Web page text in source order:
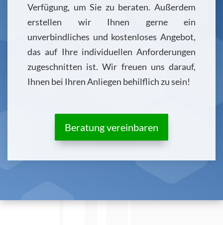
Verfügung, um Sie zu beraten. Außerdem
erstellen wir Ihnen gerne ein
unverbindliches und kostenloses Angebot,
das auf Ihre individuellen Anforderungen
zugeschnitten ist. Wir freuen uns darauf,
Ihnen bei Ihren Anliegen behilflich zu sein!
Beratung vereinbaren